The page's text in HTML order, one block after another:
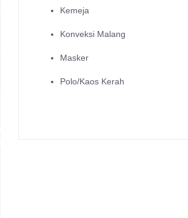
Kemeja
Konveksi Malang
Masker
Polo/Kaos Kerah